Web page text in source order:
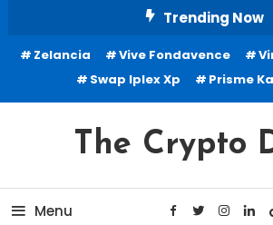
Content
Trending Now
Zelancia Vive Fondavence
Swap Iplex Xp
Prisme
The Crypto
Menu